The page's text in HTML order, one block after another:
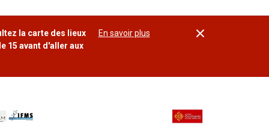
la carte des lieux
15 avant d'aller aux
En savoir plus